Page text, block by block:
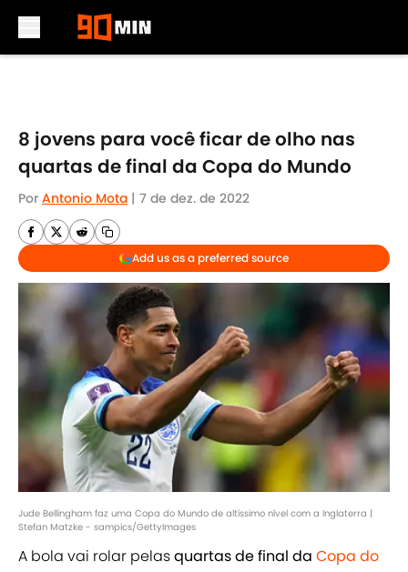
8 jovens para você ficar de olho nas
quartas de final da Copa do Mundo
Por Antonio Mota | 7 de dez. de 2022
Add us as a preferred source
Jude Bellingham faz uma Copa do Mundo de altíssimo nível com a Inglaterra |
Stefan Matzke - sampics/GettyImages
A bola vai rolar pelasquartas de final da Copa do